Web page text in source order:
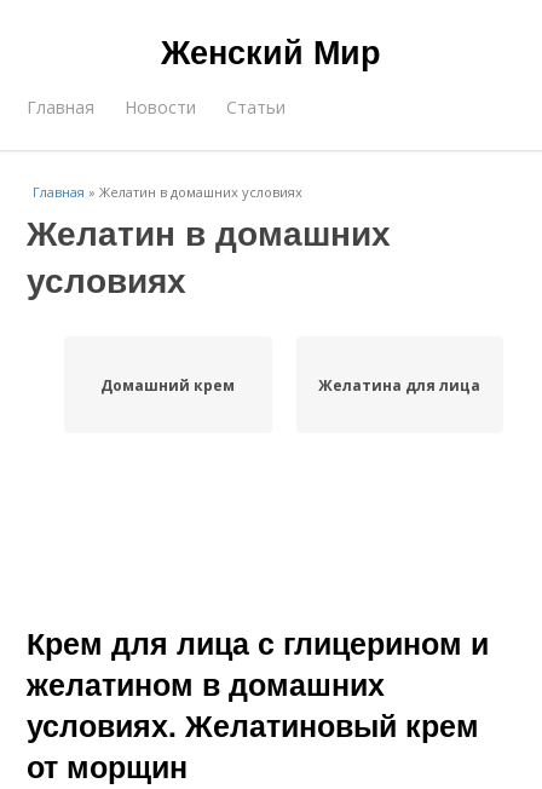
Женский Мир
Главная Новости Статьи
Главная »Желатин в домашних условиях
Желатин в домашних
условиях
Домашний крем Желатина для лица
Крем для лица с глицерином и
желатином в домашних
условиях. Желатиновый крем
от морщин